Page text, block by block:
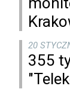
20
355